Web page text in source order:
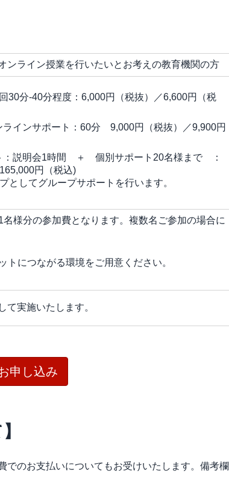
ンライン授業を行いたいとお考えの教育機関の方
30分-40分程度：6,000円（税抜）／6,600円（税
ラインサポート：60分 9,000円（税抜）／9,900円
：説明会1時間 ＋ 個別サポート20名様まで ：
円（税込)
としてグループサポートを行います。
名様分の参加費となります。複数名ご参加の場合に
トにつながる環境をご用意ください。
て実施いたします。
申し込み
でのお支払いについてもお受けいたします。備考欄